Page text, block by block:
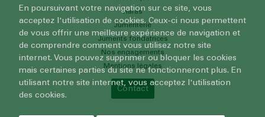
Haras
Jumenterie
Juments fondatrices
Nos engagements
Mentions légales
Contact
En poursuivant votre navigation sur ce site, vous
acceptez l'utilisation de cookies. Ceux-ci nous permettent
de vous offrir une meilleure expérience de navigation et
de comprendre comment vous utilisez notre site
internet. Vous pouvez supprimer ou bloquer les cookies
mais certaines parties du site ne fonctionneront plus. En
utilisant notre site internet, vous acceptez l'utilisation
des cookies.